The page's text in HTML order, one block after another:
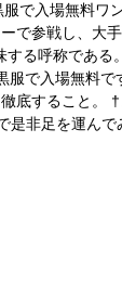
で入場無料ワ
で参戦し、大
る呼称であ
服で入場無料
底すること。
非足を運んで